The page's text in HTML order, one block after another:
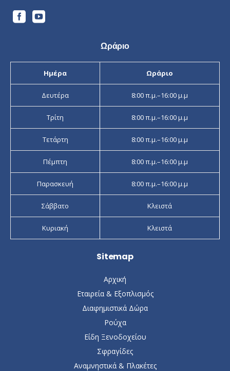
Ωράριο
Ημέρα Ωράριο
Δευτέρα 8:00 π.μ.–16:00 μ.μ
Τρίτη 8:00 π.μ.–16:00 μ.μ
Τετάρτη 8:00 π.μ.–16:00 μ.μ
Πέμπτη 8:00 π.μ.–16:00 μ.μ
Παρασκευή 8:00 π.μ.–16:00 μ.μ
Σάββατο Κλειστά
Κυριακή Κλειστά
Sitemap
Αρχική
Εταιρεία & Εξοπλισμός
Διαφημιστικά Δώρα
Ρούχα
Είδη Ξενοδοχείου
Σφραγίδες
Αναμνηστικά & Πλακέτες